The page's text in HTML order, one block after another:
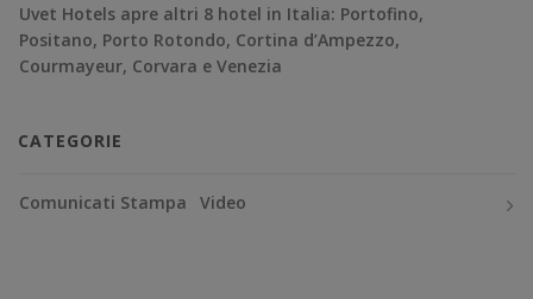
Uvet Hotels apre altri 8 hotel in Italia: Portofino,
Positano, Porto Rotondo, Cortina d’Ampezzo,
Courmayeur, Corvara e Venezia
CATEGORIE
Comunicati Stampa Video